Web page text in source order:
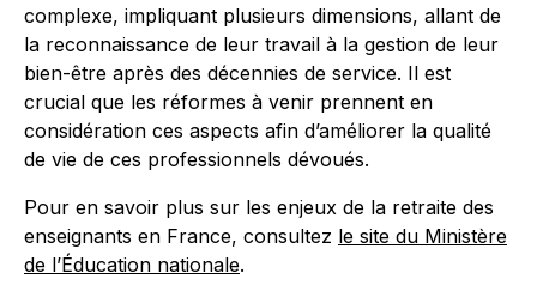
complexe, impliquant plusieurs dimensions, allant de
la reconnaissance de leur travail à la gestion de leur
bien-être après des décennies de service. Il est
crucial que les réformes à venir prennent en
considération ces aspects afin d’améliorer la qualité
de vie de ces professionnels dévoués.
Pour en savoir plus sur les enjeux de la retraite des
enseignants en France, consultez le site du Ministère
de l’Éducation nationale.